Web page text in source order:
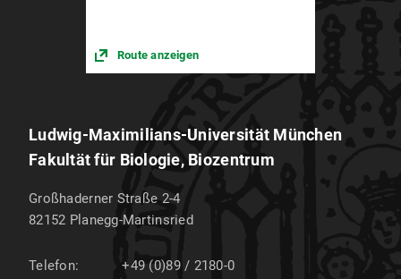
Route anzeigen
Ludwig-Maximilians-Universität München
Fakultät für Biologie, Biozentrum
Großhaderner Straße 2-4
82152 Planegg-Martinsried
Telefon: +49 (0)89 / 2180-0